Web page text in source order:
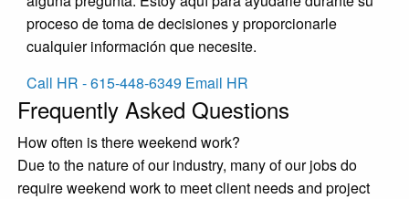
proceso de toma de decisiones y proporcionarle
cualquier información que necesite.
Call HR - 615-448-6349 Email HR
Frequently Asked Questions
How often is there weekend work?
Due to the nature of our industry, many of our jobs do
require weekend work to meet client needs and project